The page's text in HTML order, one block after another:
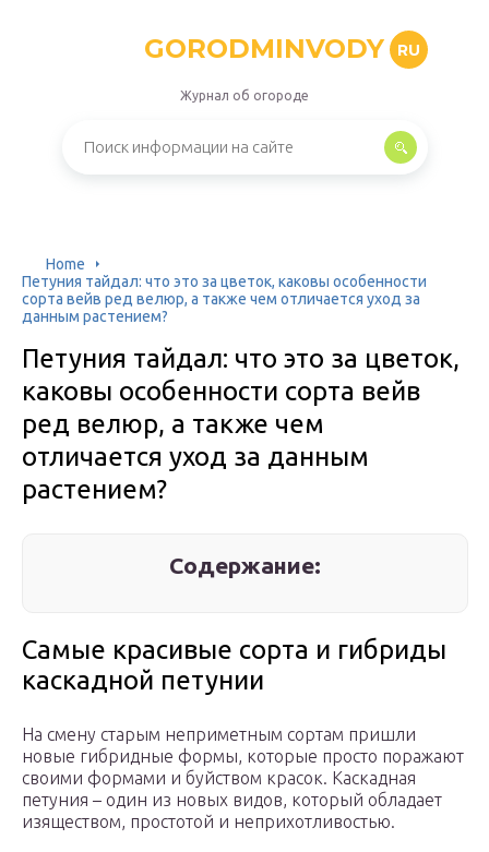
GORODMINVODY RU
Журнал об огороде
Home
Петуния тайдал: что это за цветок, каковы особенности
сорта вейв ред велюр, а также чем отличается уход за
данным растением?
Петуния тайдал: что это за цветок,
каковы особенности сорта вейв
ред велюр, а также чем
отличается уход за данным
растением?
Содержание:
Самые красивые сорта и гибриды
каскадной петунии
На смену старым неприметным сортам пришли
новые гибридные формы, которые просто поражают
своими формами и буйством красок. Каскадная
петуния – один из новых видов, который обладает
изяществом, простотой и неприхотливостью.